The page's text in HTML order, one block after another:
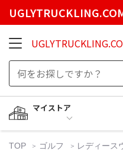
マイストア
TOP ゴルフ レディース